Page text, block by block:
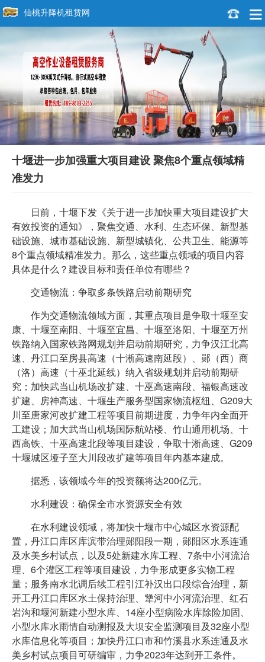
仙桃升降机租赁网
十堰进一步加强重大项目建设 聚焦8个重点领域精
准发力
日前，十堰下发《关于进一步加快重大项目建设扩大
有效投资的通知》，聚焦交通、水利、生态环保、新型基
础设施、城市基础设施、新型城镇化、公共卫生、能源等
8个重点领域精准发力。那么，这些重点领域的项目内容
具体是什么？建设目标和责任单位有哪些？
交通物流：争取多条铁路启动前期研究
作为交通物流领域方面，其重点项目是争取十堰至安
康、十堰至南阳、十堰至宜昌、十堰至洛阳、十堰至万州
铁路纳入国家铁路网规划并启动前期研究，力争汉江北高
速、丹江口至房县高速（十淅高速南延段）、郧（西）商
（洛）高速（十巫北延线）纳入省级规划并启动前期研
究；加快武当山机场改扩建、十巫高速南段、福银高速改
扩建、房神高速、十堰生产服务型国家物流枢纽、G209大
川至唐家河改扩建工程等项目前期进度，力争年内全面开
工建设；加大武当山机场国际航站楼、竹山通用机场、十
西高铁、十巫高速北段等项目建设，争取十淅高速、G209
十堰城区垭子至大川段改扩建等项目年内基本建成。
据悉，该领域今年的投资额将达200亿元。
水利建设：确保全市水资源安全有效
在水利建设领域，将加快十堰市中心城区水资源配
置，丹江口库区库滨带治理郧阳段一期，郧阳区水系连通
及水美乡村试点，以及5处新建水库工程、7条中小河流治
理、6个灌区工程等项目建设，力争形成更多实物工程
量；服务南水北调后续工程引江补汉出口段综合治理，新
开工丹江口库区水土保持治理、犟河中小河流治理、红石
岩沟和堰河新建小型水库、14座小型病险水库除险加固、
小型水库水雨情自动测报及大坝安全监测项目及32座小型
水库信息化等项目；加快丹江口市和竹溪县水系连通及水
美乡村试点项目可研编审，力争2023年达到开工条件。